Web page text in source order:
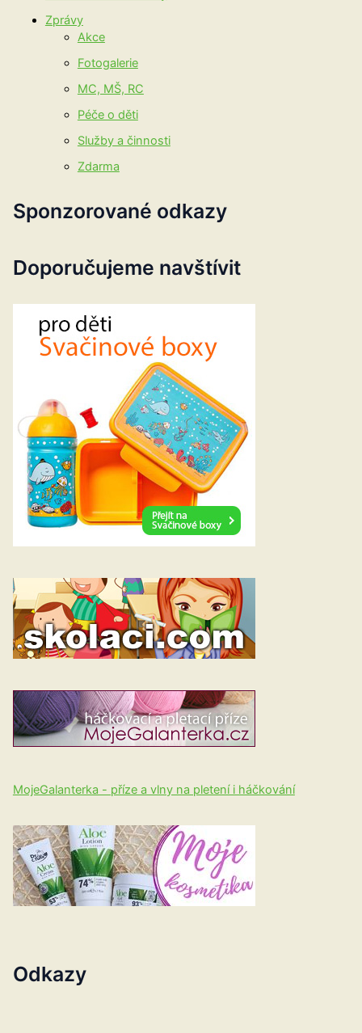
Zprávy
Akce
Fotogalerie
MC, MŠ, RC
Péče o děti
Služby a činnosti
Zdarma
Sponzorované odkazy
Doporučujeme navštívit
MojeGalanterka - příze a vlny na pletení i háčkování
Odkazy